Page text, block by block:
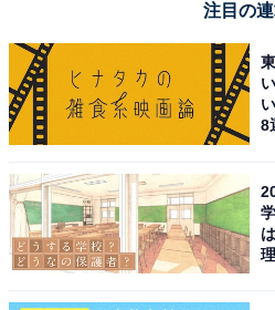
こちらもおすすめ
ナンバープレート
地名ランキング！
注目の
8